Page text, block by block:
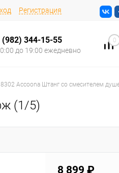
Регистрация
(982) 344-15-55
до 19:00 ежедневно
0
8302 Accoona Штанг со смесителем
(1/5)
8 899 ₽